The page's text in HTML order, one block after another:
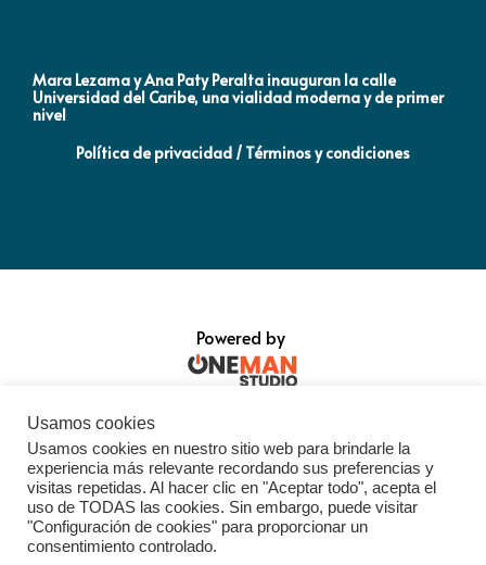
Mara Lezama y Ana Paty Peralta inauguran la calle
Universidad del Caribe, una vialidad moderna y de primer
nivel
Política de privacidad / Términos y condiciones
Powered by
Usamos cookies
Usamos cookies en nuestro sitio web para brindarle la
experiencia más relevante recordando sus preferencias y
visitas repetidas. Al hacer clic en "Aceptar todo", acepta el
uso de TODAS las cookies. Sin embargo, puede visitar
"Configuración de cookies" para proporcionar un
consentimiento controlado.